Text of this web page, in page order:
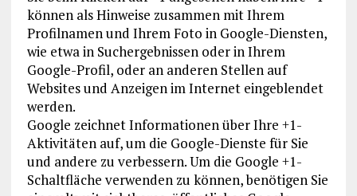
können als Hinweise zusammen mit Ihrem
Profilnamen und Ihrem Foto in Google-Diensten,
wie etwa in Suchergebnissen oder in Ihrem
Google-Profil, oder an anderen Stellen auf
Websites und Anzeigen im Internet eingeblendet
werden.
Google zeichnet Informationen über Ihre +1-
Aktivitäten auf, um die Google-Dienste für Sie
und andere zu verbessern. Um die Google +1-
Schaltfläche verwenden zu können, benötigen Sie